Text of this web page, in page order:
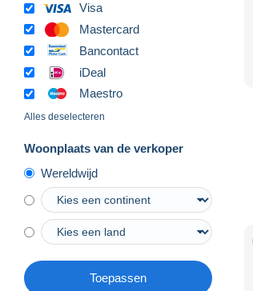
Visa
Mastercard
Bancontact
iDeal
Maestro
Alles deselecteren
Woonplaats van de verkoper
Wereldwijd
Toepassen